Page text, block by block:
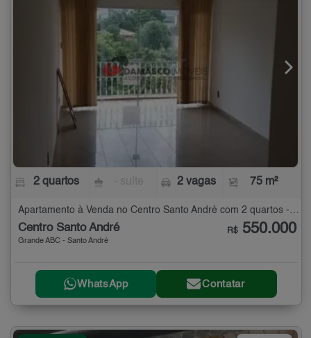
2 quartos 2 vagas 75 m²
Centro Santo André
Grande ABC - Santo André
R$ 550.000
WhatsApp Contatar